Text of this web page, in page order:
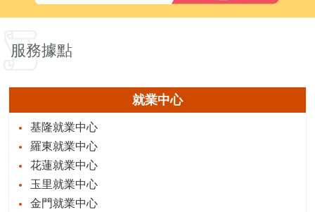
服務據點
就業中心
基隆就業中心
羅東就業中心
花蓮就業中心
玉里就業中心
金門就業中心